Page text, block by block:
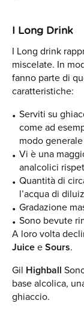
I Long Drink
I Long drink
miscelate. In
fanno parte di
caratteristiche:
Serviti su
come ad
modo
Vi è una
analcolici
Quantità di
l’acqua di
Gradazione
Sono bevute
A loro volta
JuiceeSours.
Gil Highball
base alcolica,
ghiaccio.